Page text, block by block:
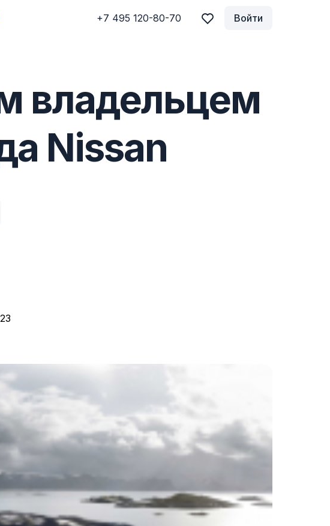
+7 495 120-80-70 Войти
владельцем
Nissan